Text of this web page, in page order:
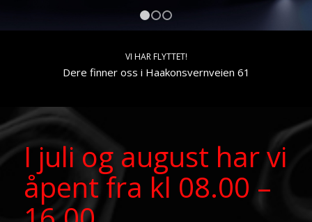
VI HAR FLYTTET!
Dere finner oss i Haakonsvernveien 61
I juli og august har vi
åpent fra kl 08.00 –